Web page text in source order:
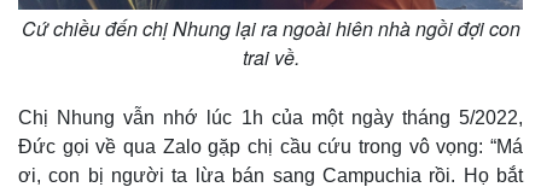
Thế giới
Hồ sơ
Multimedia
Video
E-Magazine
Infographic
Cứ chiều đến chị Nhung lại ra ngoài hiên nhà ngồi đợi con
trai về.
Chị Nhung vẫn nhớ lúc 1h của một ngày tháng 5/2022,
Đức gọi về qua Zalo gặp chị cầu cứu trong vô vọng: “Má
ơi, con bị người ta lừa bán sang Campuchia rồi. Họ bắt